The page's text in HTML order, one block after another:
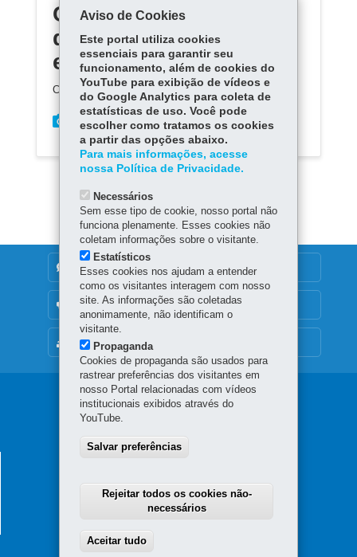
Conteúdo indisponível
devido ao período
eleitoral
Conteúdo indisponível devido ao período eleitoral
MAPA DO SITE
DENUNCIE CORRUPÇÃO
OUVIDORIA
Navegação
principal
Rodovia Contorno Leste, 200 - Água Branca
85601-970-Francisco Beltrão-PR
46 3199-1700
Aviso de Cookies
Este portal utiliza cookies
essenciais para garantir seu
funcionamento, além de cookies do
YouTube para exibição de vídeos e
do Google Analytics para coleta de
estatísticas de uso. Você pode
escolher como tratamos os cookies
a partir das opções abaixo.
Para mais informações, acesse
nossa Política de Privacidade.
Necessários
Sem esse tipo de cookie, nosso portal não
funciona plenamente. Esses cookies não
coletam informações sobre o visitante.
Estatísticos
Esses cookies nos ajudam a entender
como os visitantes interagem com nosso
site. As informações são coletadas
anonimamente, não identificam o
visitante.
Propaganda
Cookies de propaganda são usados para
rastrear preferências dos visitantes em
nosso Portal relacionadas com vídeos
institucionais exibidos através do
YouTube.
Salvar preferências
Rejeitar todos os cookies não-
necessários
Aceitar tudo